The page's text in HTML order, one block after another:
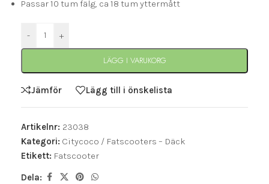
Passar 10 tum fälg, ca 18 tum yttermått
- +
LÄGG I VARUKORG
Jämför Lägg till i önskelista
Artikelnr: 23038
Kategori: Citycoco / Fatscooters – Däck
Etikett: Fatscooter
Dela: